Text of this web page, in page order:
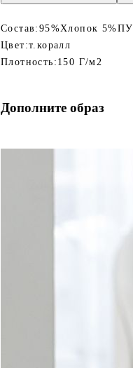
Состав: 95%Хлопок 5%ПУ
Цвет:т.коралл
Плотность: 150 Г/м2
Дополните образ